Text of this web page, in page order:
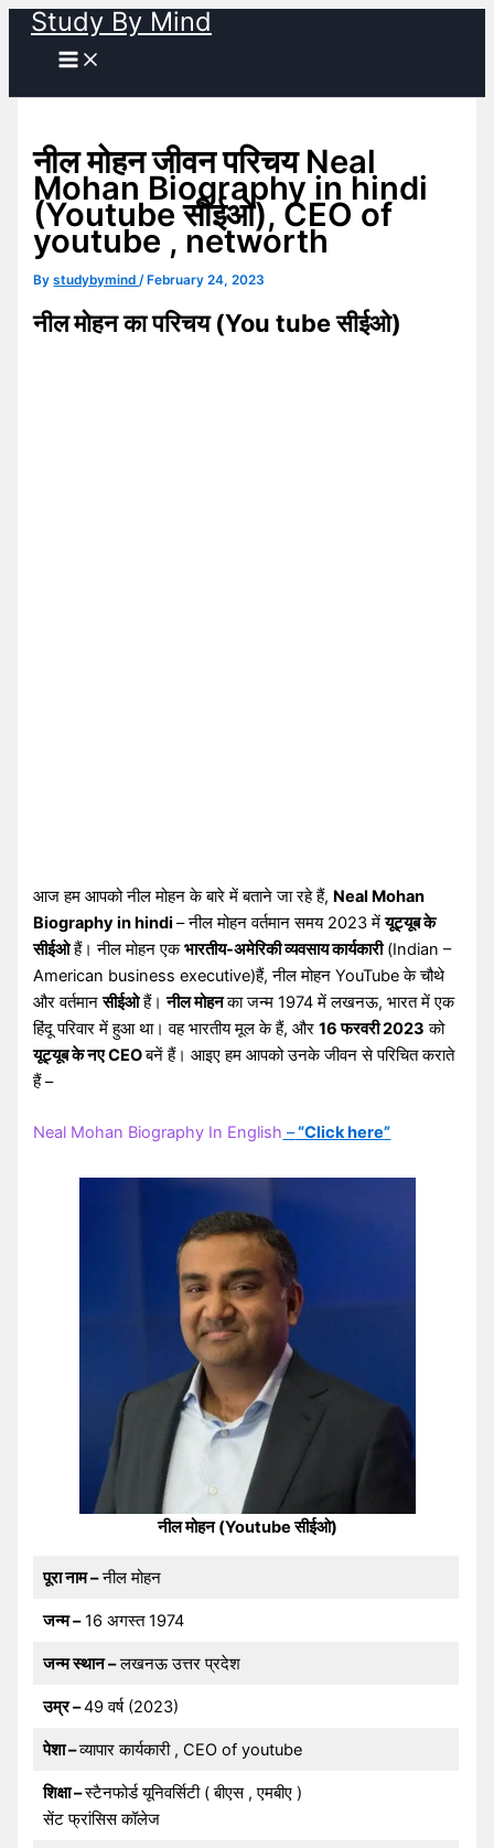
Skip
content
Study By Mind
नील मोहन जीवन परिचय Neal
Mohan Biography in hindi
(Youtube सीईओ), CEO of
youtube , networth
Bystudybymind/ February 24, 2023
नील मोहन का परिचय (You tube सीईओ)
आज हम आपको नील मोहन के बारे में बताने जा रहे हैं, Neal Mohan
Biography in hindi– नील मोहन वर्तमान समय 2023 मेंयूट्यूब के
सीईओहैं। नील मोहन एकभारतीय-अमेरिकी व्यवसाय कार्यकारी(Indian –
American business executive)हैं, नील मोहन YouTube के चौथे
और वर्तमानसीईओहैं।नील मोहनका जन्म 1974 में लखनऊ, भारत में एक
हिंदू परिवार में हुआ था। वह भारतीय मूल के हैं, और16 फरवरी 2023 को
यूट्यूब के नए CEOबनें हैं। आइए हम आपको उनके जीवन से परिचित कराते
हैं –
Neal Mohan Biography In English –“Click here”
नील मोहन (Youtube सीईओ)
पूरा नाम –नील मोहन
जन्म –16 अगस्त 1974
जन्म स्थान –लखनऊ उत्तर प्रदेश
उम्र –49 वर्ष (2023)
पेशा –व्यापार कार्यकारी , CEO of youtube
शिक्षा –स्टैनफोर्ड यूनिवर्सिटी ( बीएस , एमबीए )
सेंट फ्रांसिस कॉलेज